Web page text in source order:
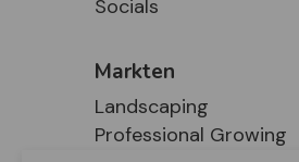
Socials
Markten
Landscaping
Professional Growing